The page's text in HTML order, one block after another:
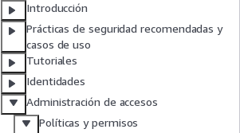
Introducción
Prácticas de seguridad recomendadas y
casos de uso
Tutoriales
Identidades
Administración de accesos
Políticas y permisos